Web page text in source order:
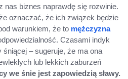
nas biznes naprawdę się rozwinie.
oznaczać, że ich związek będzie
warunkiem, że to mężczyzna
Czasami indyk
– sugeruje, że ma ona
lub lekkich zaburzeń
we śnie jest zapowiedzią sławy.